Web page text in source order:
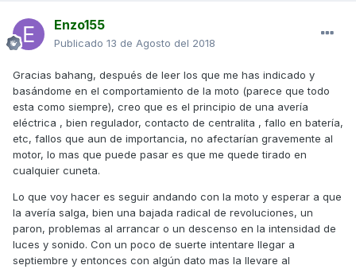
Enzo155
Publicado 13 de Agosto del 2018
Gracias bahang, después de leer los que me has indicado y
basándome en el comportamiento de la moto (parece que todo
esta como siempre), creo que es el principio de una avería
eléctrica , bien regulador, contacto de centralita , fallo en batería,
etc, fallos que aun de importancia, no afectarían gravemente al
motor, lo mas que puede pasar es que me quede tirado en
cualquier cuneta.
Lo que voy hacer es seguir andando con la moto y esperar a que
la avería salga, bien una bajada radical de revoluciones, un
paron, problemas al arrancar o un descenso en la intensidad de
luces y sonido. Con un poco de suerte intentare llegar a
septiembre y entonces con algún dato mas la llevare al